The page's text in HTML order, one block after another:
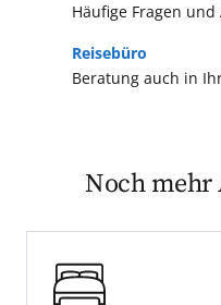
Häufige Fragen
Beratung auch in
Reisebüro
Noch mehr